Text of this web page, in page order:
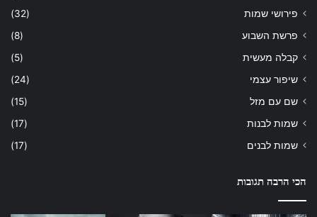
פירושי שמות
(32)
פרשת השבוע
(8)
קבלה מעשית
(5)
שיפור עצמי
(24)
שם עם מזל
(15)
שמות לבנות
(17)
שמות לבנים
(17)
הכי הרבה תגובות